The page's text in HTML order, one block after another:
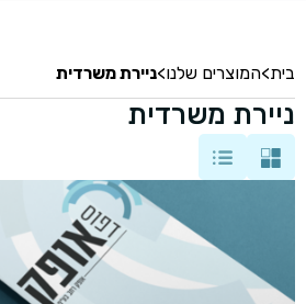
בית>המוצרים שלנו>ניירת משרדית
ניירת משרדית